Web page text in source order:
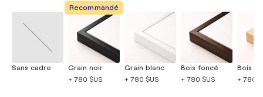
Sans cadre
Recommandé
Grain noir
+ 780 $US
Grain blanc
+ 780 $US
Bois foncé
+ 780 $US
Bois
+ 780